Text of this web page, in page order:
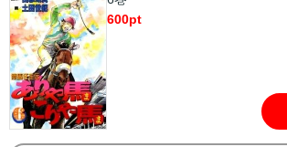
600pt